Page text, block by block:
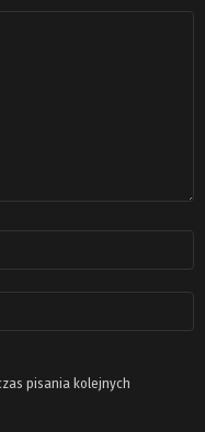
pisania kolejnych